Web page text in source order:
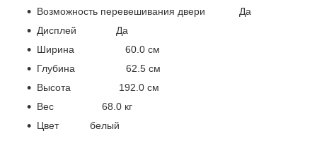
Возможность перевешивания двери Да
Дисплей Да
Ширина 60.0 см
Глубина 62.5 см
Высота 192.0 см
Вес 68.0 кг
Цвет белый